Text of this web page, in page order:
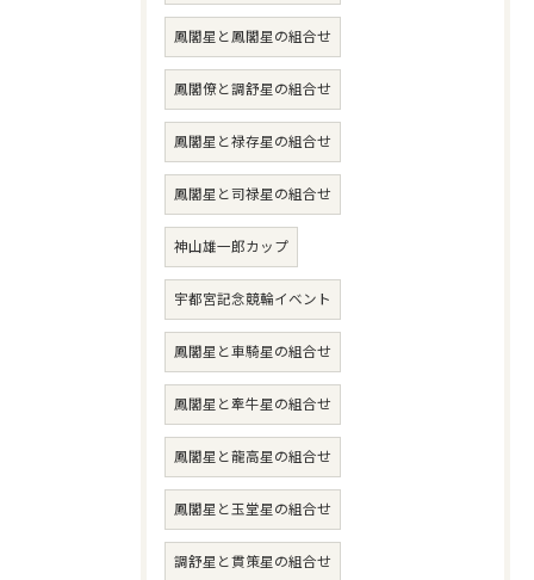
鳳閣星と鳳閣星の組合せ
鳳閣僚と調舒星の組合せ
鳳閣星と禄存星の組合せ
鳳閣星と司禄星の組合せ
神山雄一郎カップ
宇都宮記念競輪イベント
鳳閣星と車騎星の組合せ
鳳閣星と牽牛星の組合せ
鳳閣星と龍高星の組合せ
鳳閣星と玉堂星の組合せ
調舒星と貫策星の組合せ